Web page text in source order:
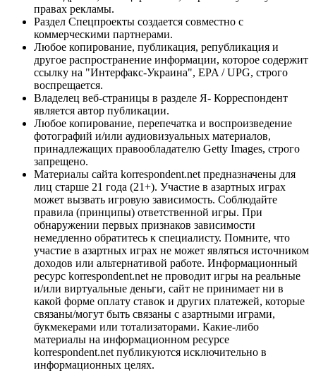
правах рекламы.
Раздел Спецпроекты создается совместно с
коммерческими партнерами.
Любое копирование, публикация, републикация и
другое распространение информации, которое содержит
ссылку на "Интерфакс-Украина", EPA / UPG, строго
воспрещается.
Владелец веб-страницы в разделе Я- Корреспондент
является автор публикации.
Любое копирование, перепечатка и воспроизведение
фотографий и/или аудиовизуальных материалов,
принадлежащих правообладателю Getty Images, строго
запрещено.
Материалы сайта korrespondent.net предназначены для
лиц старше 21 года (21+). Участие в азартных играх
может вызвать игровую зависимость. Соблюдайте
правила (принципы) ответственной игры. При
обнаружении первых признаков зависимости
немедленно обратитесь к специалисту. Помните, что
участие в азартных играх не может являться источником
доходов или альтернативой работе. Информационный
ресурс korrespondent.net не проводит игры на реальные
и/или виртуальные деньги, сайт не принимает ни в
какой форме оплату ставок и других платежей, которые
связаны/могут быть связаны с азартными играми,
букмекерами или тотализаторами. Какие-либо
материалы на информационном ресурсе
korrespondent.net публикуются исключительно в
информационных целях.